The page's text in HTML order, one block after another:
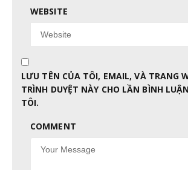
WEBSITE
LƯU TÊN CỦA TÔI, EMAIL, VÀ TRANG
TRÌNH DUYỆT NÀY CHO LẦN BÌNH
TÔI.
COMMENT